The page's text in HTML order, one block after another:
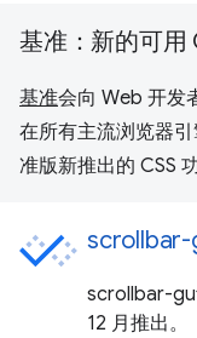
基准：新的可用
基准会向 Web 开发
在所有主流浏览器
准版新推出的 CSS 功
scrollbar-
12 月推出。